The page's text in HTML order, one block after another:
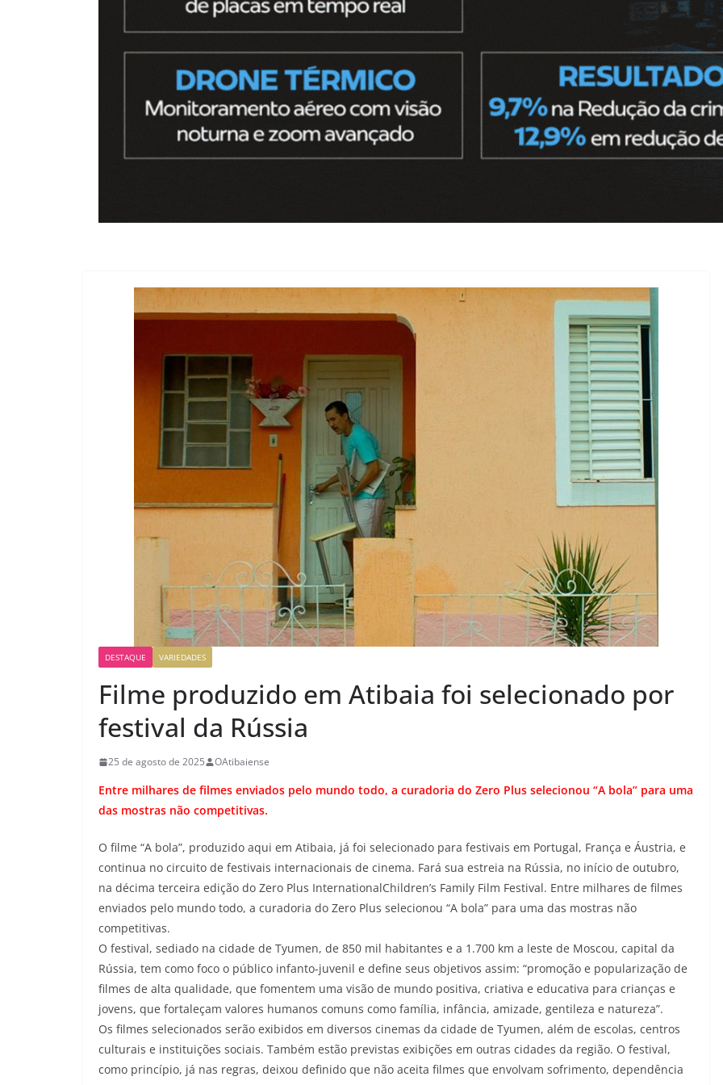
DESTAQUE VARIEDADES
Filme produzido em Atibaia foi selecionado por
festival da Rússia
25 de agosto de 2025 OAtibaiense
Entre milhares de filmes enviados pelo mundo todo, a curadoria do Zero Plus selecionou “A bola” para uma
das mostras não competitivas.
O filme “A bola”, produzido aqui em Atibaia, já foi selecionado para festivais em Portugal, França e Áustria, e
continua no circuito de festivais internacionais de cinema. Fará sua estreia na Rússia, no início de outubro,
na décima terceira edição do Zero Plus InternationalChildren’s Family Film Festival. Entre milhares de filmes
enviados pelo mundo todo, a curadoria do Zero Plus selecionou “A bola” para uma das mostras não
competitivas.
O festival, sediado na cidade de Tyumen, de 850 mil habitantes e a 1.700 km a leste de Moscou, capital da
Rússia, tem como foco o público infanto-juvenil e define seus objetivos assim: “promoção e popularização de
filmes de alta qualidade, que fomentem uma visão de mundo positiva, criativa e educativa para crianças e
jovens, que fortaleçam valores humanos comuns como família, infância, amizade, gentileza e natureza”.
Os filmes selecionados serão exibidos em diversos cinemas da cidade de Tyumen, além de escolas, centros
culturais e instituições sociais. Também estão previstas exibições em outras cidades da região. O festival,
como princípio, já nas regras, deixou definido que não aceita filmes que envolvam sofrimento, dependência